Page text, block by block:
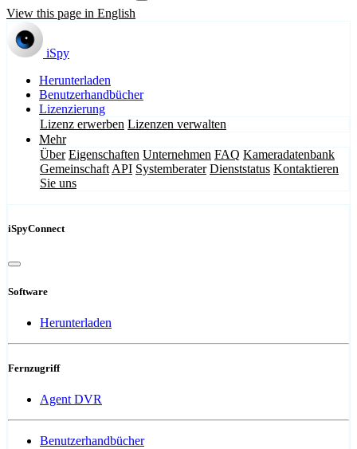
View this page in English
iSpy
Herunterladen
Benutzerhandbücher
Lizenzierung
Lizenz erwerben Lizenzen verwalten
Mehr
Über Eigenschaften Unternehmen FAQ Kameradatenbank
Gemeinschaft API Systemberater Dienststatus Kontaktieren
Sie uns
iSpyConnect
Software
Herunterladen
Fernzugriff
Agent DVR
Benutzerhandbücher